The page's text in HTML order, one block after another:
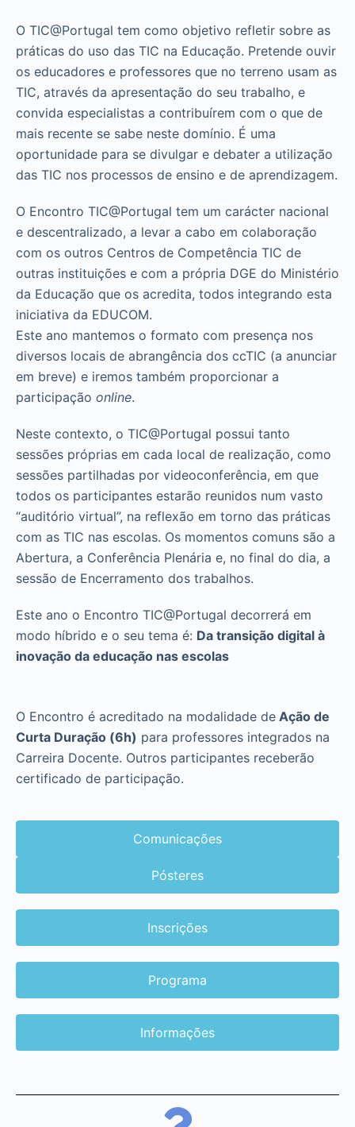
O TIC@Portugal tem como objetivo refletir sobre as
práticas do uso das TIC na Educação. Pretende ouvir
os educadores e professores que no terreno usam as
TIC, através da apresentação do seu trabalho, e
convida especialistas a contribuírem com o que de
mais recente se sabe neste domínio. É uma
oportunidade para se divulgar e debater a utilização
das TIC nos processos de ensino e de aprendizagem.
O Encontro TIC@Portugal tem um carácter nacional
e descentralizado, a levar a cabo em colaboração
com os outros Centros de Competência TIC de
outras instituições e com a própria DGE do Ministério
da Educação que os acredita, todos integrando esta
iniciativa da EDUCOM.
Este ano mantemos o formato com presença nos
diversos locais de abrangência dos ccTIC (a anunciar
em breve) e iremos também proporcionar a
participação online.
Neste contexto, o TIC@Portugal possui tanto
sessões próprias em cada local de realização, como
sessões partilhadas por videoconferência, em que
todos os participantes estarão reunidos num vasto
“auditório virtual”, na reflexão em torno das práticas
com as TIC nas escolas. Os momentos comuns são a
Abertura, a Conferência Plenária e, no final do dia, a
sessão de Encerramento dos trabalhos.
Este ano o Encontro TIC@Portugal decorrerá em
modo híbrido e o seu tema é: Da transição digital à
inovação da educação nas escolas
O Encontro é acreditado na modalidade de Ação de
Curta Duração (6h) para professores integrados na
Carreira Docente. Outros participantes receberão
certificado de participação.
Comunicações
Pósteres
Inscrições
Programa
Informações